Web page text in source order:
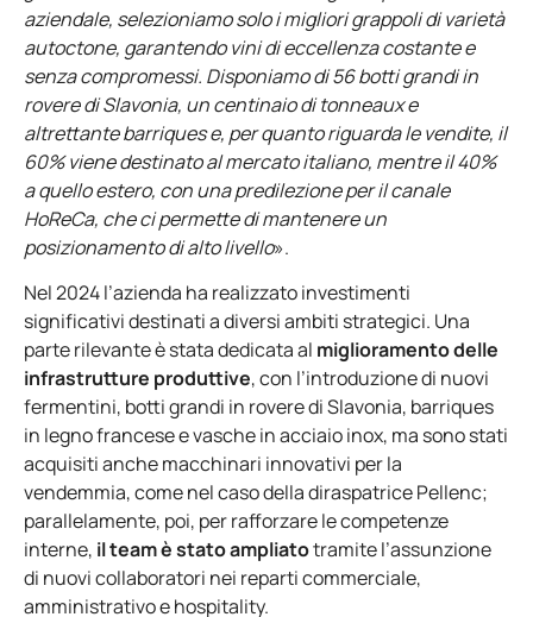
aziendale, selezioniamo solo i migliori grappoli di varietà
autoctone, garantendo vini di eccellenza costante e
senza compromessi. Disponiamo di 56 botti grandi in
rovere di Slavonia, un centinaio di tonneaux e
altrettante barriques e, per quanto riguarda le vendite, il
60% viene destinato al mercato italiano, mentre il 40%
a quello estero, con una predilezione per il canale
HoReCa, che ci permette di mantenere un
posizionamento di alto livello».
Nel 2024 l’azienda ha realizzato investimenti
significativi destinati a diversi ambiti strategici. Una
parte rilevante è stata dedicata al miglioramento delle
infrastrutture produttive, con l’introduzione di nuovi
fermentini, botti grandi in rovere di Slavonia, barriques
in legno francese e vasche in acciaio inox, ma sono stati
acquisiti anche macchinari innovativi per la
vendemmia, come nel caso della diraspatrice Pellenc;
parallelamente, poi, per rafforzare le competenze
interne, il team è stato ampliatotramite l’assunzione
di nuovi collaboratori nei reparti commerciale,
amministrativo e hospitality.